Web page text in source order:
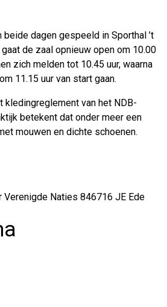
dagen gespeeld in Sporthal ’t
de zaal opnieuw open om 10.00
zich melden tot 10.45 uur, waarna
11.15 uur van start gaan.
kledingreglement van het NDB-
betekent dat onder meer een
mouwen en dichte schoenen.
Verenigde Naties 846716 JE Ede